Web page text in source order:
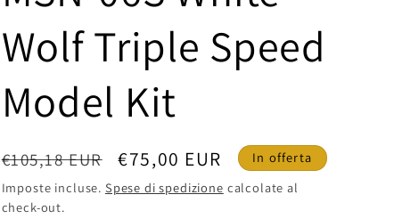
o
g
r
a
f
i
Wolf Triple Speed
Model Kit
Prezzo
di
listino
€105,18 EUR
Prezzo
scontato
€75,00 EUR
In offerta
Imposte incluse. Spese di spedizione calcolate al
check-out.